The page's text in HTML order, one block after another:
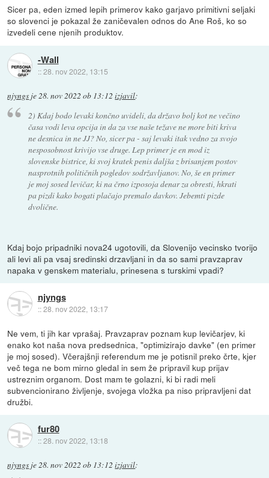
Sicer pa, eden izmed lepih primerov kako garjavo primitivni seljaki
so slovenci je pokazal že zaničevalen odnos do Ane Roš, ko so
izvedeli cene njenih produktov.
-Wall
::28. nov 2022, 13:15
njyngs je 28. nov 2022 ob 13:12 izjavil:
2) Kdaj bodo levaki končno uvideli, da državo bolj kot ne večino
časa vodi leva opcija in da za vse naše težave ne more biti kriva
ne desnica in ne JJ? No, sicer pa - saj levaki itak vedno za svojo
nesposobnost krivijo vse druge. Lep primer je en mod iz
slovenske bistrice, ki svoj kratek penis daljša z brisanjem postov
nasprotnih političnih pogledov sodržavljanov. No, še en primer
je moj sosed levičar, ki na črno izposoja denar za obresti, hkrati
pa pizdi kako bogati plačajo premalo davkov. Jebemti pizde
dvolične.
Kdaj bojo pripadniki nova24 ugotovili, da Slovenijo vecinsko tvorijo
ali levi ali pa vsaj sredinski drzavljani in da so sami pravzaprav
napaka v genskem materialu, prinesena s turskimi vpadi?
njyngs
::28. nov 2022, 13:17
Ne vem, ti jih kar vprašaj. Pravzaprav poznam kup levičarjev, ki
enako kot naša nova predsednica, "optimizirajo davke" (en primer
je moj sosed). Včerajšnji referendum me je potisnil preko črte, kjer
več tega ne bom mirno gledal in sem že pripravil kup prijav
ustreznim organom. Dost mam te golazni, ki bi radi meli
subvencionirano življenje, svojega vložka pa niso pripravljeni dat
družbi.
fur80
::28. nov 2022, 13:18
njyngs je28. nov 2022 ob 13:12 izjavil: